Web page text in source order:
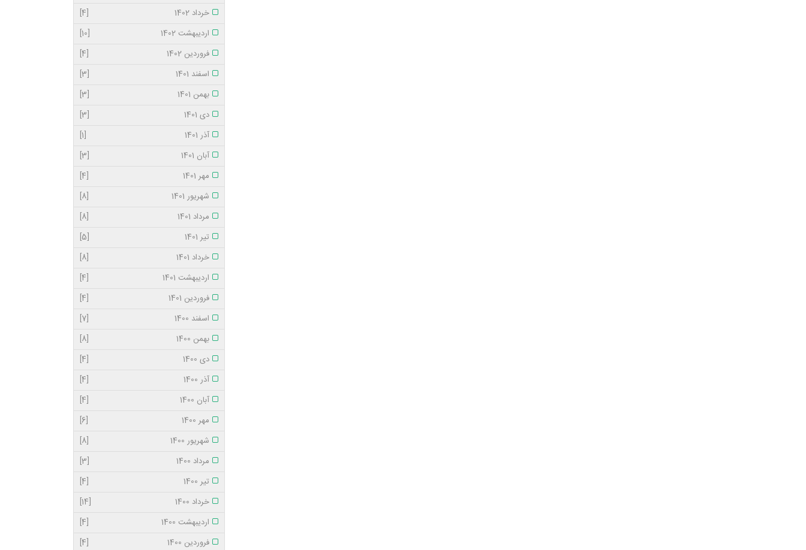
خرداد 1402
[4]
اردیبهشت 1402
[10]
فروردین 1402
[4]
اسفند 1401
[3]
بهمن 1401
[3]
دی 1401
[3]
آذر 1401
[1]
آبان 1401
[3]
مهر 1401
[4]
شهریور 1401
[8]
مرداد 1401
[8]
تیر 1401
[5]
خرداد 1401
[8]
اردیبهشت 1401
[4]
فروردین 1401
[4]
اسفند 1400
[7]
بهمن 1400
[8]
دی 1400
[4]
آذر 1400
[4]
آبان 1400
[4]
مهر 1400
[6]
شهریور 1400
[8]
مرداد 1400
[3]
تیر 1400
[4]
خرداد 1400
[14]
اردیبهشت 1400
[4]
فروردین 1400
[4]